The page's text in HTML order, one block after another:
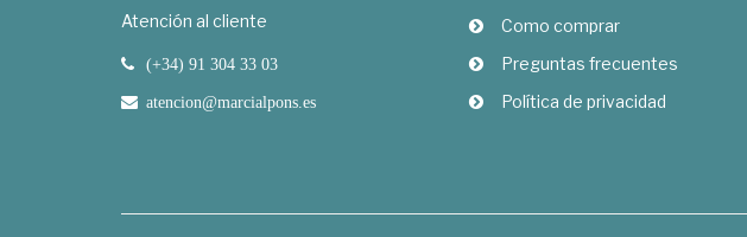
Atención al cliente
(+34) 91 304 33 03
atencion@marcialpons.es
Como comprar
Preguntas frecuentes
Política de privacidad